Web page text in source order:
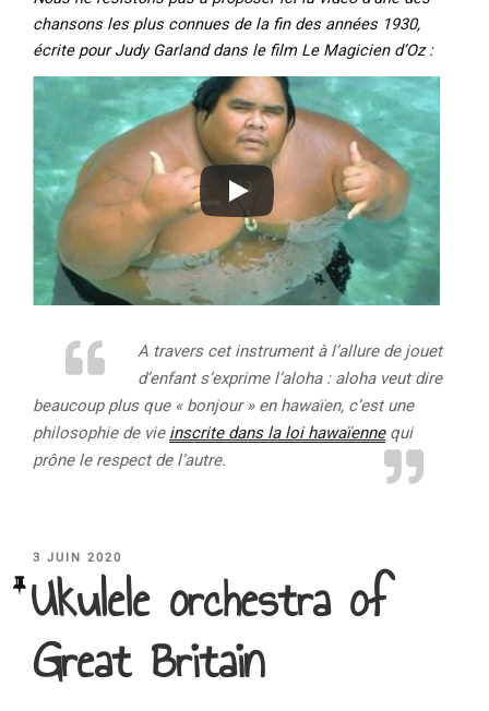
chansons les plus connues de la fin des années 1930,
écrite pour Judy Garland dans le film Le Magicien d’Oz :
A travers cet instrument à l’allure de jouet
d’enfant s’exprime l’aloha : aloha veut dire
beaucoup plus que « bonjour » en hawaïen, c’est une
philosophie de vie inscrite dans la loi hawaïennequi
prône le respect de l’autre.
PUBLIÉ
3 JUIN 2020
Ukulele orchestra of
Great Britain